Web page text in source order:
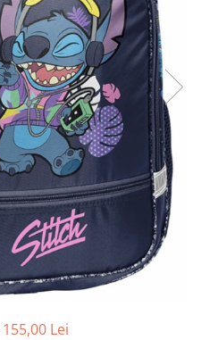
155,00 Lei